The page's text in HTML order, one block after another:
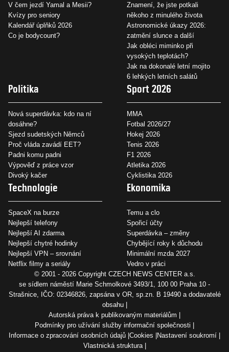
V čem jezdí Yamal a Mesii?
Kvízy pro seniory
Kalendář úplňků 2026
Co je bodycount?
Znamení, že jste potkali
někoho z minulého života
Astronomické úkazy 2026:
zatmění slunce a další
Jak obléci miminko při
vysokých teplotách?
Jak na dokonalé letní mojito
6 lehkých letních salátů
Politika
Nová superdávka: kdo na ní
dosáhne?
Sjezd sudetských Němců
Proč vláda zavádí EET?
Padni komu padni
Výpověď z práce vzor
Divoký kačer
Sport 2026
MMA
Fotbal 2026/27
Hokej 2026
Tenis 2026
F1 2026
Atletika 2026
Cyklistika 2026
Technologie
SpaceX na burze
Nejlepší telefony
Nejlepší AI zdarma
Nejlepší chytré hodinky
Nejlepší VPN – srovnání
Netflix filmy a seriály
Ekonomika
Temu a clo
Spořicí účty
Superdávka – změny
Chybějící roky k důchodu
Minimální mzda 2027
Vedro v práci
© 2001 - 2026 Copyright CZECH NEWS CENTER a.s.
se sídlem náměstí Marie Schmolkové 3493/1, 100 00 Praha 10 -
Strašnice, IČO: 02346826, zapsána v OR, sp.zn. B 19490 a dodavatelé
obsahu
Autorská práva k publikovaným materiálům
Podmínky pro užívání služby informační společnosti
Informace o zpracování osobních údajů Cookies Nastavení soukromí
Vlastnická struktura